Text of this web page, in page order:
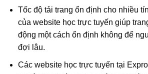
Tốc độ tải trang ổn định cho nhiều
của website học trực tuyến giúp
động một cách ổn định không để
đợi lâu.
Các website học trực tuyến tại